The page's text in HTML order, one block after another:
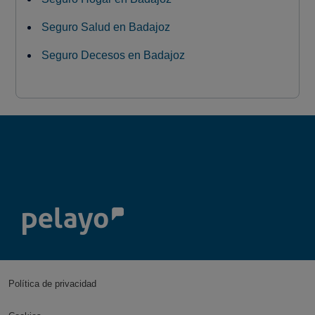
Seguro Salud en Badajoz
Seguro Decesos en Badajoz
Política de privacidad